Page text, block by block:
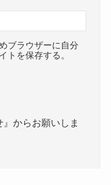
ブラウザーに自分
トを保存する。
からお願いしま